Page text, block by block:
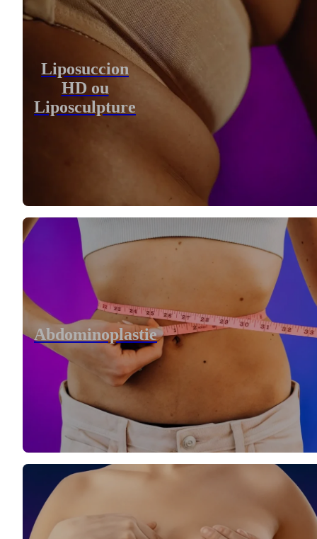
Liposuccion
HD ou
Liposculpture
Abdominoplastie